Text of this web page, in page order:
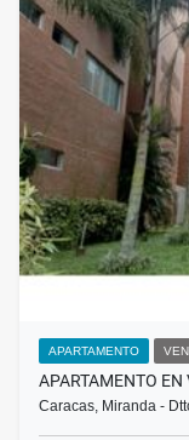
APARTAMENTO
APARTAMENTO
Caracas, Miranda -